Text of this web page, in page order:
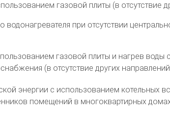
газовой плиты (в отсутствие
при отсутствии
газовой плиты и нагрев воды
(в отсутствие других
энергии с использованием котельных
помещений в многоквартирных